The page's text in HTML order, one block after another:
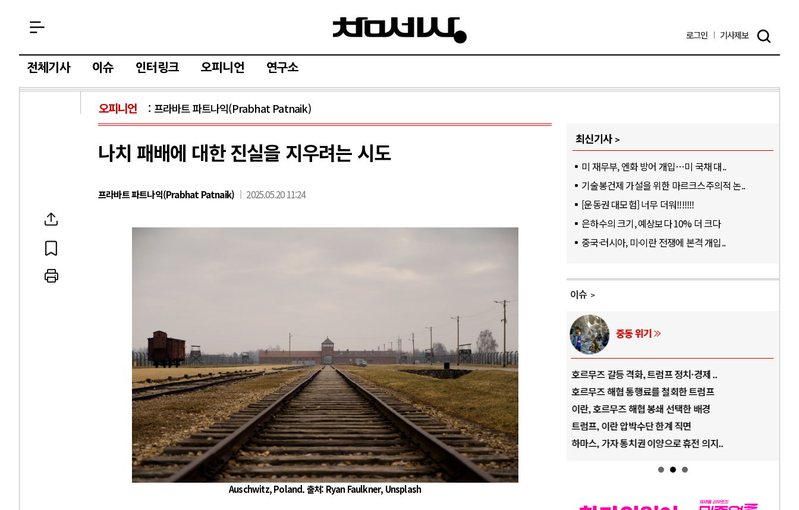
로그인 기사제보
전체기사 이슈 인터링크 오피니언 연구소
오피니언 프라바트 파트나익(Prabhat Patnaik)
나치 패배에 대한 진실을 지우려는 시도
프라바트 파트나익(Prabhat Patnaik) 2025.05.20 11:24
Auschwitz, Poland. 출처: Ryan Faulkner, Unsplash
최신기사
미 재무부, 엔화 방어 개입…미 국채 대..
기술봉건제 가설을 위한 마르크스주의적 논..
[운동권 대모험] 너무 더워!!!!!!!
은하수의 크기, 예상보다 10% 더 크다
중국·러시아, 미·이란 전쟁에 본격 개입..
이슈
중국 AI, 저가 공세로 글로벌 토큰 시..
AI 국부펀드 구상 놓고 미국 진보진영 ..
AI 데이터센터 반대 투쟁은 새로운 글로..
AI의 숨은 환경 비용: 데이터센터 확산..
AI는 어떻게 미국 민주주의를 잠식하고 ..
러시아-우크라이나 전쟁
전쟁의 추상화: 우크라이나, 대리전의 역..
EU·우크라이나 드론 협력 직후, 러시아..
나토, 우크라 군사지원 2027년까지 공..
우크라이나, 덴마크, 에스토니아, 네덜란..
러·우크라, 대규모 공습 주고받아…민간 ..
중동 위기
호르무즈 갈등 격화, 트럼프 정치·경제 ..
호르무즈 해협 통행료를 철회한 트럼프
이란, 호르무즈 해협 봉쇄 선택한 배경
트럼프, 이란 압박수단 한계 직면
하마스, 가자 통치권 이양으로 휴전 의지..